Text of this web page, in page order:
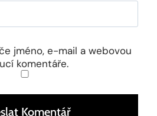
jméno, e-mail a webovou
komentáře.